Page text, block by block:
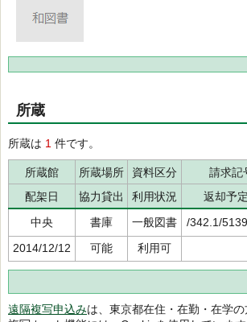
所蔵
所蔵は 1 件です。
所蔵館 所蔵場所 資料区分 請求記
配架日
協力貸出 利用状況 返却予
中央
書庫 一般図書 /342.1/
2014/12/12
可能 利用可
遠隔複写申込みは、東京都在住・在勤・在学